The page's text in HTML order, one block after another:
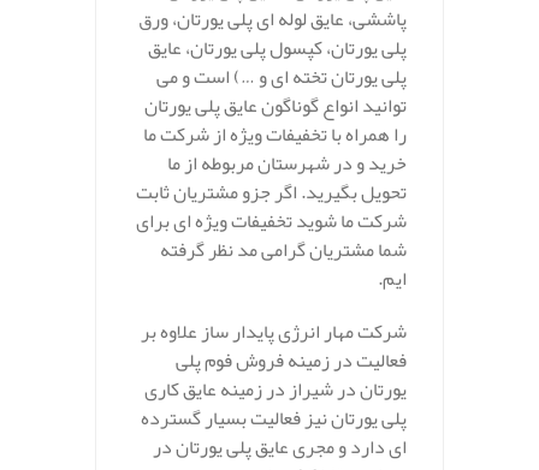
پاششی، عایق لوله ای پلی یورتان، ورق
پلی یورتان، کپسول پلی یورتان، عایق
پلی یورتان تخته ای و …) است و می
توانید انواع گوناگون عایق پلی یورتان
را همراه با تخفیفات ویژه از شرکت ما
خرید و در شهرستان مربوطه از ما
تحویل بگیرید. اگر جزو مشتریان ثابت
شرکت ما شوید تخفیفات ویژه ای برای
شما مشتریان گرامی مد نظر گرفته
ایم.
شرکت مهار انرژی پایدار ساز علاوه بر
فعالیت در زمینه فروش فوم پلی
یورتان در شیراز در زمینه عایق کاری
پلی یورتان نیز فعالیت بسیار گسترده
ای دارد و مجری عایق پلی یورتان در